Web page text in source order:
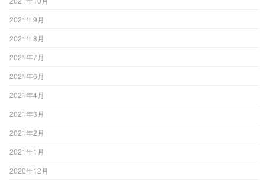
2021年9月
2021年8月
2021年7月
2021年6月
2021年4月
2021年3月
2021年2月
2021年1月
2020年12月